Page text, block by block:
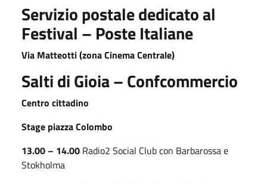
Servizio postale dedicato al
Festival – Poste Italiane
Via Matteotti (zona Cinema Centrale)
Salti di Gioia – Confcommercio
Centro cittadino
Stage piazza Colombo
13.00 – 14.00 Radio2 Social Club con Barbarossa e
Stokholma